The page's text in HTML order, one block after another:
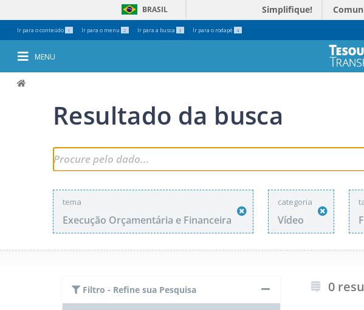
Ir para o conteúdo 1 Ir para o menu 2 Ir para a busca 3 Ir para o rodapé 4
BRASIL Simplifique!
MENU
Resultado da busca
tema
Execução Orçamentária e Financeira
categoria
Vídeo
Filtro - Refine sua Pesquisa 0